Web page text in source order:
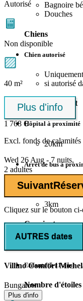
Bagnoire
Douches
Chiens
Chien autorisé
si autorisé
Environnement
Hôpital à proximité
20km
Arrêt de bus à
Arrêt de train à
3km
Convient aux
Enfants (5-11 ans)
Nombre d'étoiles
Autorisé
Non disponible
40 m²
Plus d'info
1 768 €
Excl. fonds de calamités
Wed 26 Aug - 7 nuits,
2 adultes
Suivant
Cliquez sur le bouton ci-
AUTRES dates
Villino Comfort
Bungalow
Plus d'info